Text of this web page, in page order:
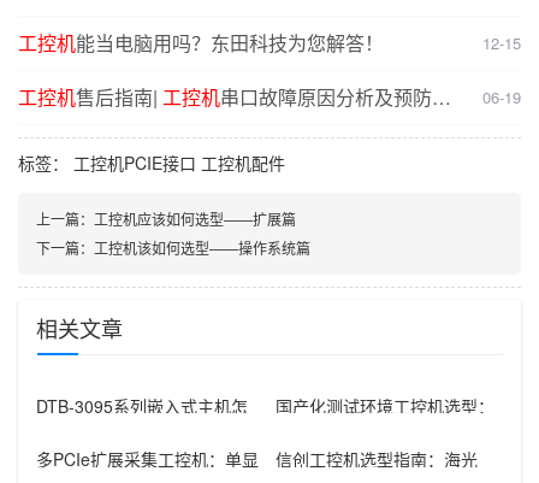
工控机能当电脑用吗？东田科技为您解答！ 12-15
工控机售后指南| 工控机串口故障原因分析及预防解
06-19
标签： 工控机PCIE接口 工控机配件
上一篇： 工控机应该如何选型——扩展篇
下一篇： 工控机该如何选型——操作系统篇
相关文章
DTB-3095系列嵌入式主机怎
国产化测试环境工控机选型：
势
多PCIe扩展采集工控机：单显
信创工控机选型指南：海光